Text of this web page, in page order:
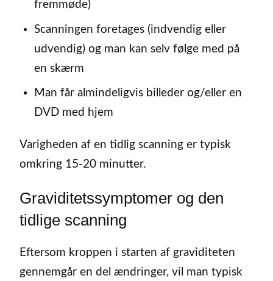
fremmøde)
Scanningen foretages (indvendig eller
udvendig) og man kan selv følge med på
en skærm
Man får almindeligvis billeder og/eller en
DVD med hjem
Varigheden af en tidlig scanning er typisk
omkring 15-20 minutter.
Graviditetssymptomer og den
tidlige scanning
Eftersom kroppen i starten af graviditeten
gennemgår en del ændringer, vil man typisk